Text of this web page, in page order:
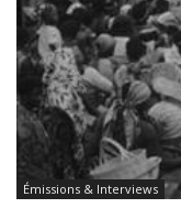
Émissions & Interviews